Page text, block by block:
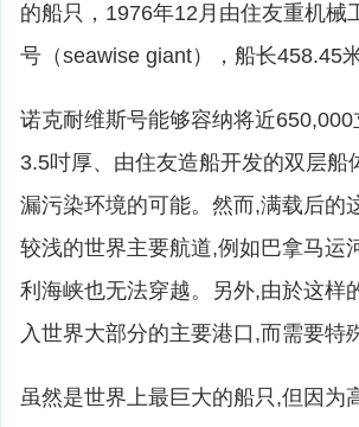
的船只，1976年12月由住友重机
号（seawise giant），船长458.45
诺克耐维斯号能够容纳将近
3.5吋厚、由住友造船开发的双层
漏污染环境的可能。然而,满载后的
较浅的世界主要航道,例如巴拿马运
利海峡也无法穿越。另外,由於这样
入世界大部分的主要港口,而需要特
虽然是世界上最巨大的船只,但因为